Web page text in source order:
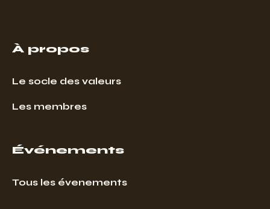
À propos
Le socle des valeurs
Les membres
Événements
Tous les évenements